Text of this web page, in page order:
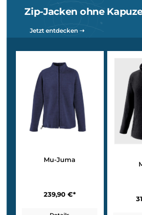
W50 – angenehm leicht
. Sie kommt mit einem
W100 – das perfekte Mittelmaß
Im W100 Material kommt Mufflon mit
Mu-Lou daher.
Die Mu-Jet ist eine
die Mu-Lou überzeugt durch höchste
wetterabweisend und tailliert